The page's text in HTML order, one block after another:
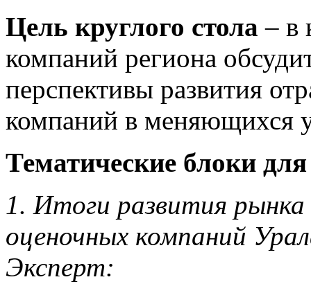
Цель круглого стола – в
компаний региона
перспективы развития
компаний в меняющихся
Тематические блоки
1. Итоги развития рынка
оценочных компаний
Эксперт: